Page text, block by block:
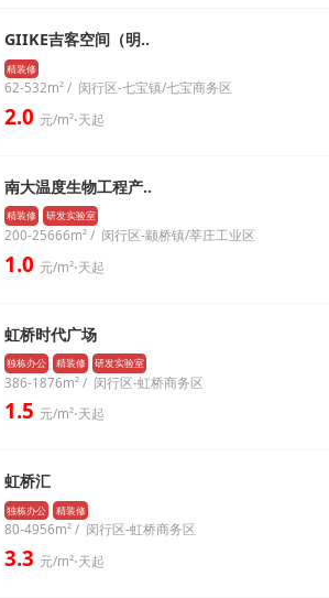
GIIKE吉客空间（明..
精装修
62-532m² / 闵行区-七宝镇/七宝商务区
2.0 元/m²⋅天起
南大温度生物工程产..
精装修 研发实验室
200-25666m² / 闵行区-颛桥镇/莘庄工业区
1.0 元/m²⋅天起
虹桥时代广场
独栋办公 精装修 研发实验室
386-1876m² / 闵行区-虹桥商务区
1.5 元/m²⋅天起
虹桥汇
独栋办公 精装修
80-4956m² / 闵行区-虹桥商务区
3.3 元/m²⋅天起